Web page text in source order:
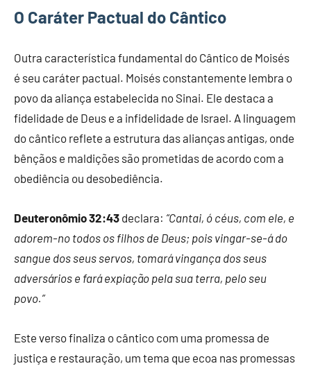
O Caráter Pactual do Cântico
Outra característica fundamental do Cântico de Moisés
é seu caráter pactual. Moisés constantemente lembra o
povo da aliança estabelecida no Sinai. Ele destaca a
fidelidade de Deus e a infidelidade de Israel. A linguagem
do cântico reflete a estrutura das alianças antigas, onde
bênçãos e maldições são prometidas de acordo com a
obediência ou desobediência.
Deuteronômio 32:43 declara: “Cantai, ó céus, com ele, e
adorem-no todos os filhos de Deus; pois vingar-se-á do
sangue dos seus servos, tomará vingança dos seus
adversários e fará expiação pela sua terra, pelo seu
povo.”
Este verso finaliza o cântico com uma promessa de
justiça e restauração, um tema que ecoa nas promessas